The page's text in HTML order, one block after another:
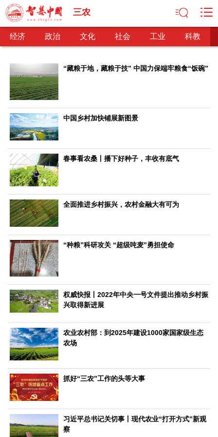
三农
经济 政治 文化 社会 工业 科教
经济
经济转型
供给侧改革
政治
深化改革 依法治国 司法公正 民主政治
观察思考
网文推荐
中华文化 核心价值 文化产业 文化事业
艺术百家
文化观察
智海钩沉
社会
社会治理 社会保障
工业
装备制造 智能制造 制造2025 大国工匠
科教
科技观察 创新前沿 智慧教育 职业教育
三农
智慧农业 智慧乡村
国防
国防建设 军民融合
国际
中国与世界 国际视点
“藏粮于地，藏粮于技” 中国力保端牢粮食“饭碗”
中国乡村加快铺展新图景
春事看农桑丨播下好种子，丰收有底气
全面推进乡村振兴，农村金融大有可为
“种粮”科研攻关 “超级吨麦”勇担使命
权威快报丨2022年中央一号文件提出推动乡村振
兴取得新进展
农业农村部：到2025年建设1000家国家级生态
农场
抓好“三农”工作的头等大事
习近平总书记关切事丨现代农业“打开方式”新观
察